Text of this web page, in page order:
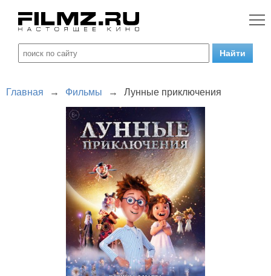
Главная → Фильмы → Лунные приключения